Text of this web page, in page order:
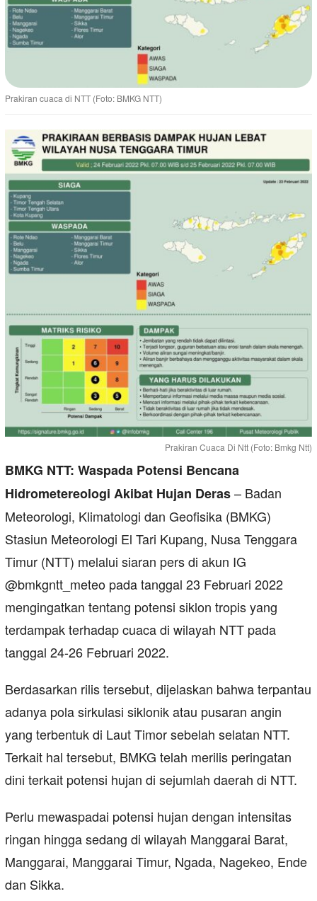
Prakiran cuaca di NTT (Foto: BMKG NTT)
Prakiran Cuaca Di Ntt (Foto: Bmkg Ntt)
BMKG NTT: Waspada Potensi Bencana
Hidrometereologi Akibat Hujan Deras– Badan
Meteorologi, Klimatologi dan Geofisika (BMKG)
Stasiun Meteorologi El Tari Kupang, Nusa Tenggara
Timur (NTT) melalui siaran pers di akun IG
@bmkgntt_meteo pada tanggal 23 Februari 2022
mengingatkan tentang potensi siklon tropis yang
terdampak terhadap cuaca di wilayah NTT pada
tanggal 24-26 Februari 2022.
Berdasarkan rilis tersebut, dijelaskan bahwa terpantau
adanya pola sirkulasi siklonik atau pusaran angin
yang terbentuk di Laut Timor sebelah selatan NTT.
Terkait hal tersebut, BMKG telah merilis peringatan
dini terkait potensi hujan di sejumlah daerah di NTT.
Perlu mewaspadai potensi hujan dengan intensitas
ringan hingga sedang di wilayah Manggarai Barat,
Manggarai, Manggarai Timur, Ngada, Nagekeo, Ende
dan Sikka.